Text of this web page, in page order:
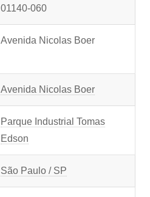
01140-060
Avenida Nicolas Boer
Avenida Nicolas Boer
Parque Industrial Tomas
Edson
São Paulo / SP